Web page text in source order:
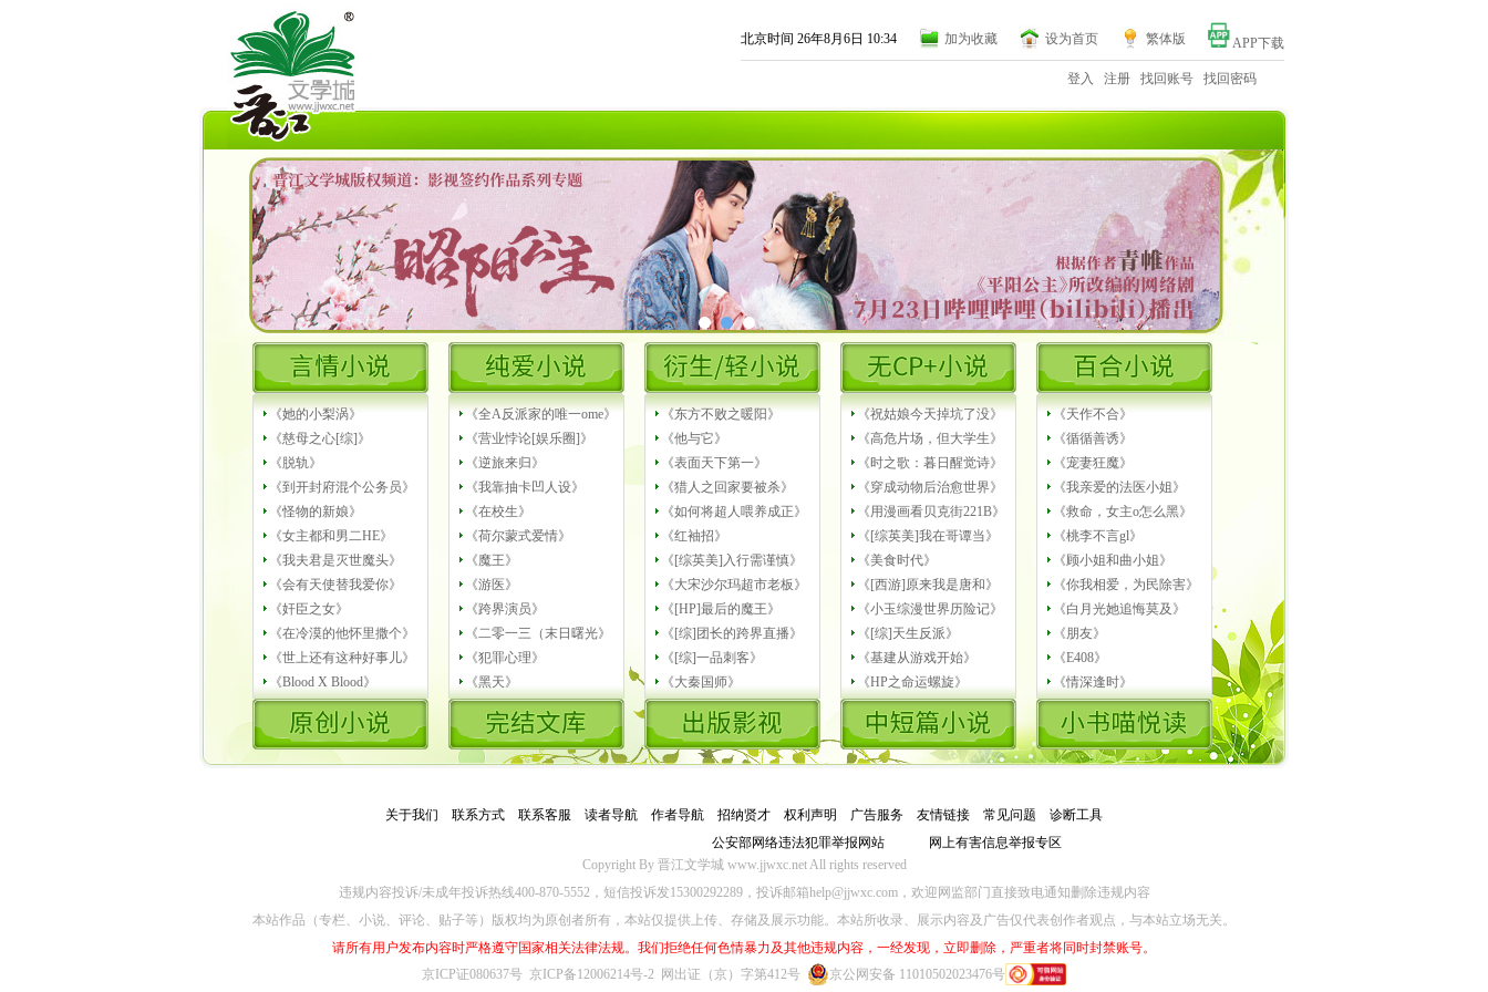
北京时间 26年8月6日 10:34 加为收藏 设为首页 繁体版 APP下载
登入 注册 找回账号 找回密码
《她的小梨涡》
《慈母之心[综]》
《脱轨》
《到开封府混个公务员》
《怪物的新娘》
《女主都和男二HE》
《我夫君是灭世魔头》
《会有天使替我爱你》
《奸臣之女》
《在冷漠的他怀里撒个》
《世上还有这种好事儿》
《Blood X Blood》
《全A反派家的唯一ome》
《营业悖论[娱乐圈]》
《逆旅来归》
《我靠抽卡凹人设》
《在校生》
《荷尔蒙式爱情》
《魔王》
《游医》
《跨界演员》
《二零一三（末日曙光》
《犯罪心理》
《黑天》
《东方不败之暖阳》
《他与它》
《表面天下第一》
《猎人之回家要被杀》
《如何将超人喂养成正》
《红袖招》
《[综英美]入行需谨慎》
《大宋沙尔玛超市老板》
《[HP]最后的魔王》
《[综]团长的跨界直播》
《[综]一品刺客》
《大秦国师》
《祝姑娘今天掉坑了没》
《高危片场，但大学生》
《时之歌：暮日醒觉诗》
《穿成动物后治愈世界》
《用漫画看贝克街221B》
《[综英美]我在哥谭当》
《美食时代》
《[西游]原来我是唐和》
《小玉综漫世界历险记》
《[综]天生反派》
《基建从游戏开始》
《HP之命运螺旋》
《天作不合》
《循循善诱》
《宠妻狂魔》
《我亲爱的法医小姐》
《救命，女主o怎么黑》
《桃李不言gl》
《顾小姐和曲小姐》
《你我相爱，为民除害》
《白月光她追悔莫及》
《朋友》
《E408》
《情深逢时》
关于我们 联系方式 联系客服 读者导航 作者导航 招纳贤才 权利声明 广告服务 友情链接 常见问题
诊断工具
公安部网络违法犯罪举报网站
网上有害信息举报专区
Copyright By 晋江文学城 www.jjwxc.net All rights reserved
违规内容投诉/未成年投诉热线400-870-5552，短信投诉发15300292289，投诉邮箱help@jjwxc.com，欢迎网监部门直接致电通知删除违规内容
本站作品（专栏、小说、评论、贴子等）版权均为原创者所有，本站仅提供上传、存储及展示功能。本站所收录、展示内容及广告仅代表创作者观点，与本站立场无关。
请所有用户发布内容时严格遵守国家相关法律法规。我们拒绝任何色情暴力及其他违规内容，一经发现，立即删除，严重者将同时封禁账号。
京ICP证080637号 京ICP备12006214号-2 网出证（京）字第412号 京公网安备 11010502023476号